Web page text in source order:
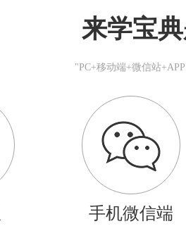
来学宝
"PC+移动端+微信站
手机微信端